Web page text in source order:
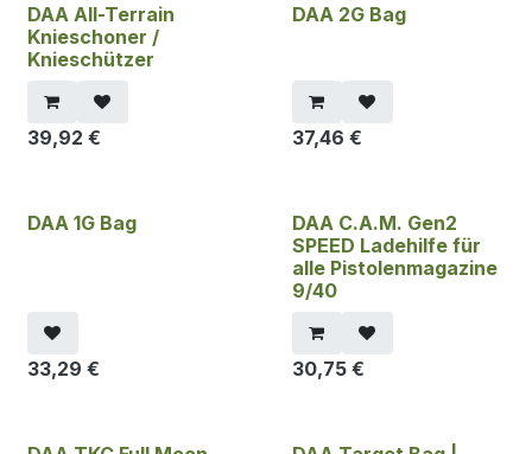
DAA All-Terrain
Knieschoner /
Knieschützer
39,92 €
DAA 2G Bag
37,46 €
DAA 1G Bag
33,29 €
DAA C.A.M. Gen2
SPEED Ladehilfe für
alle Pistolenmagazine
9/40
30,75€